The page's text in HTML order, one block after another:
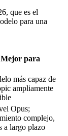
que es el
para una
Mejor para
más capaz de
ampliamente
Opus;
complejo,
a largo plazo